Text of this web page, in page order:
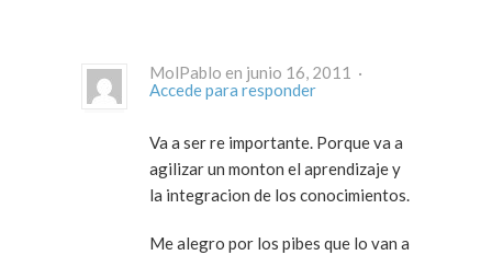
MolPablo en junio 16, 2011 ·
Accede para responder
Va a ser re importante. Porque va a
agilizar un monton el aprendizaje y
la integracion de los conocimientos.
Me alegro por los pibes que lo van a